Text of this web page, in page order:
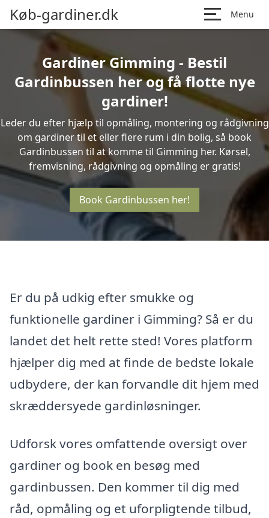
Køb-gardiner.dk Menu
Gardiner Gimming - Bestil
Gardinbussen her og få flotte nye
gardiner!
Leder du efter hjælp til opmåling, montering og rådgivning
om gardiner til et eller flere rum i din bolig, så book
Gardinbussen til at komme til Gimming her. Kørsel,
fremvisning, rådgivning og opmåling er gratis!
Book Gardinbussen her!
Er du på udkig efter smukke og
funktionelle gardiner i Gimming? Så er du
landet det helt rette sted! Vores platform
hjælper dig med at finde de bedste lokale
udbydere, der kan forvandle dit hjem med
skræddersyede gardinløsninger.
Udforsk vores omfattende oversigt over
gardiner og book en besøg med
gardinbussen. Den kommer til dig med
råd, opmåling og et uforpligtende tilbud,